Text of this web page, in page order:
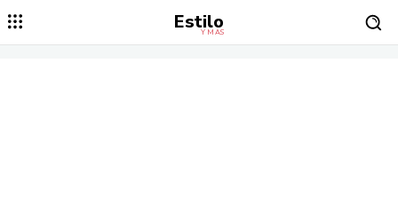
Estilo
Y MÁS